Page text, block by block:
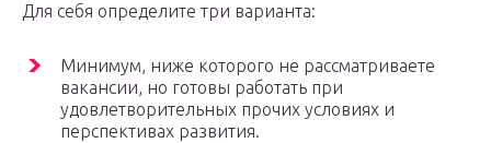
Для себя определите три варианта:
Минимум, ниже которого не рассматриваете
вакансии, но готовы работать при
удовлетворительных прочих условиях и
перспективах развития.